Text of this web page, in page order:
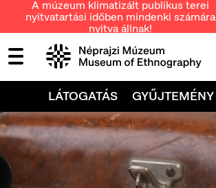
A múzeum klimatizált publikus terei
nyitvatartási időben mindenki számára
nyitva állnak!
LÁTOGATÁS GYŰJTEMÉNY